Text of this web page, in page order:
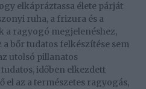
elkápráztassa élete párját
ruha, a frizura és a
a ragyogó megjelenéshez,
a bőr tudatos felkészítése sem
utolsó pillanatos
időben elkezdett
az a természetes ragyogás,